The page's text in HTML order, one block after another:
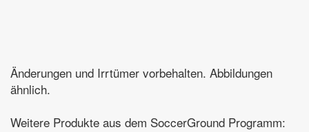
Änderungen und Irrtümer vorbehalten. Abbildungen
ähnlich.
Weitere Produkte aus dem SoccerGround Programm: